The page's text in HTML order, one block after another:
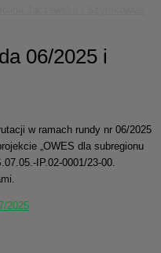
06/2025 i
w ramach rundy nr 06/2025
„OWES dla subregionu
IP.02-0001/23-00.
2025